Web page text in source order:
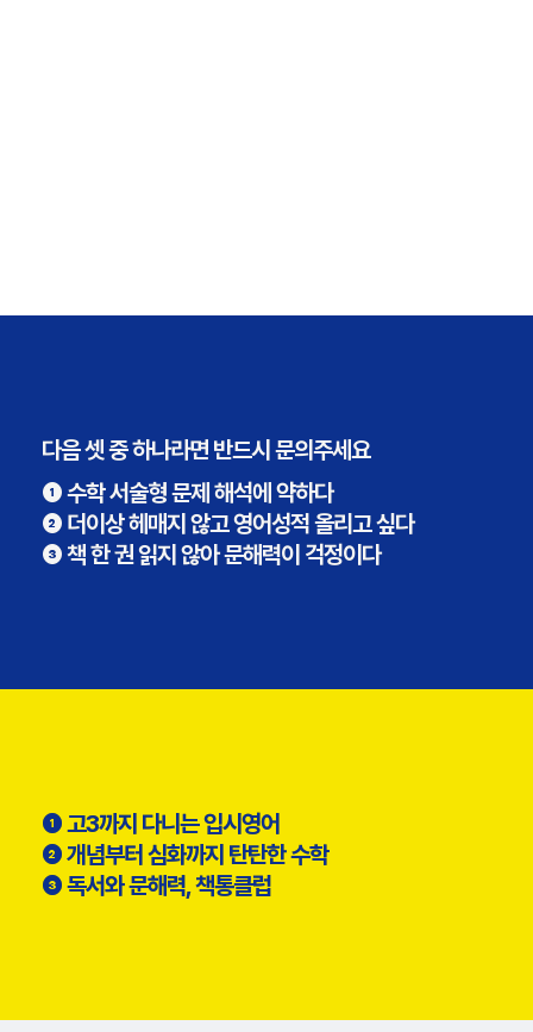
다음 셋 중 하나라면 반드시 문의주세요
❶ 수학 서술형 문제 해석에 약하다
❷ 더이상 헤매지 않고 영어성적 올리고 싶다
❸ 책 한 권 읽지 않아 문해력이 걱정이다
❶ 고3까지 다니는 입시영어​​
❷ 개념부터 심화까지 탄탄한 수학​​
❸ 독서와 문해력, 책통클럽​